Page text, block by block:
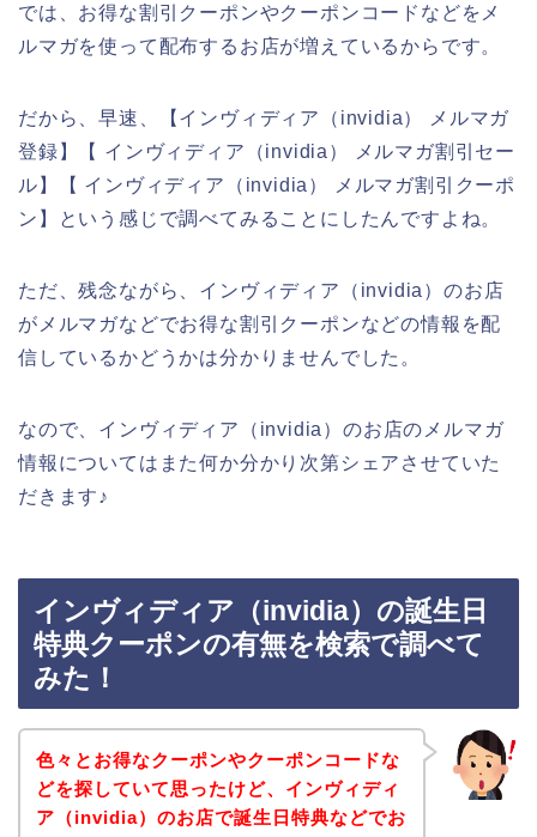
では、お得な割引クーポンやクーポンコードなどをメ
ルマガを使って配布するお店が増えているからです。
だから、早速、【インヴィディア（invidia） メルマガ
登録】【 インヴィディア（invidia） メルマガ割引セー
ル】【 インヴィディア（invidia） メルマガ割引クーポ
ン】という感じで調べてみることにしたんですよね。
ただ、残念ながら、インヴィディア（invidia）のお店
がメルマガなどでお得な割引クーポンなどの情報を配
信しているかどうかは分かりませんでした。
なので、インヴィディア（invidia）のお店のメルマガ
情報についてはまた何か分かり次第シェアさせていた
だきます♪
インヴィディア（invidia）の誕生日
特典クーポンの有無を検索で調べて
みた！
色々とお得なクーポンやクーポンコードな
どを探していて思ったけど、インヴィディ
ア（invidia）のお店で誕生日特典などでお